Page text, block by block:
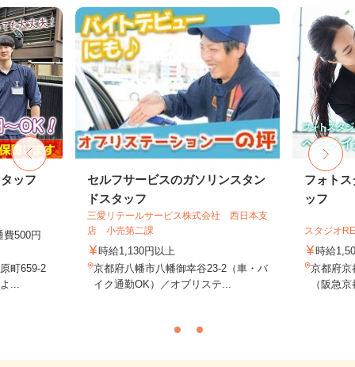
ッフ
500円
町659-2
...
セルフサービスのガソリンスタン
ドスタッフ
三愛リテールサービス株式会社 西日本支
店 小売第二課
時給1,130円以上
京都府八幡市八幡御幸谷23-2（車・バ
イク通勤OK）／オブリステ...
フォト
ッフ
スタジオ
時給
京都府京
（阪急